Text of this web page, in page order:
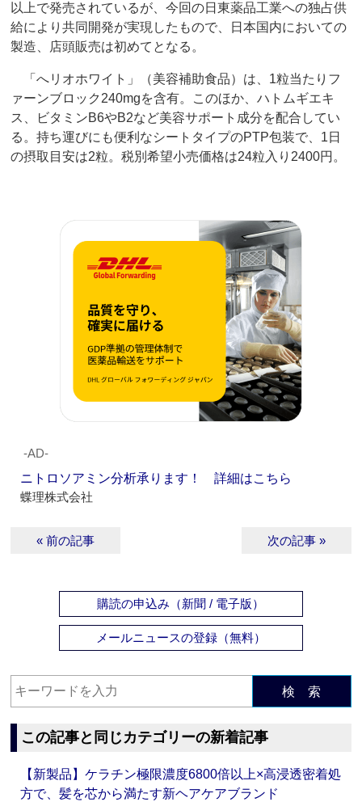
以上で発売されているが、今回の日東薬品工業への独占供
給により共同開発が実現したもので、日本国内においての
製造、店頭販売は初めてとなる。
「へリオホワイト」（美容補助食品）は、1粒当たりフ
ァーンブロック240mgを含有。このほか、ハトムギエキ
ス、ビタミンB6やB2など美容サポート成分を配合してい
る。持ち運びにも便利なシートタイプのPTP包装で、1日
の摂取目安は2粒。税別希望小売価格は24粒入り2400円。
‐AD‐
ニトロソアミン分析承ります！ 詳細はこちら
蝶理株式会社
« 前の記事 次の記事 »
購読の申込み（新聞 / 電子版）
メールニュースの登録（無料）
検 索
この記事と同じカテゴリーの新着記事
【新製品】ケラチン極限濃度6800倍以上×高浸透密着処
方で、髪を芯から満たす新ヘアケアブランド